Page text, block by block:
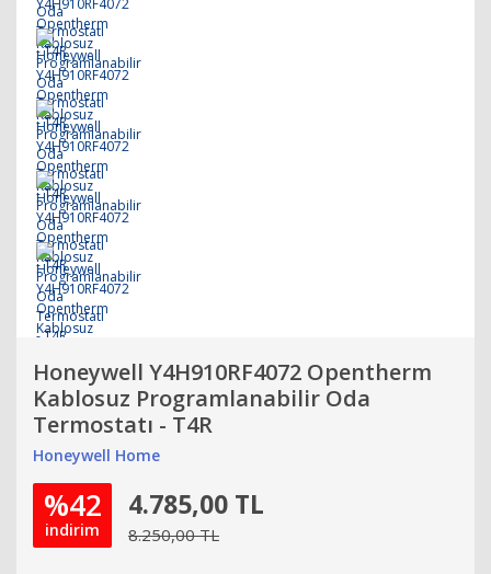
Honeywell Y4H910RF4072 Opentherm
Kablosuz Programlanabilir Oda
Termostatı - T4R
Honeywell Home
%42
indirim
4.785,00 TL
8.250,00 TL